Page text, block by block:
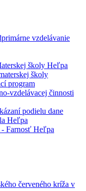
vzdelávanie
školy Heľpa
školy
program
vzdelávacej činnosti
podielu dane
Heľpa
Farnosť Heľpa
červeného kríža v